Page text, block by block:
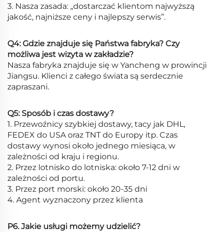
3. Nasza zasada: „dostarczać klientom najwyższą
jakość, najniższe ceny i najlepszy serwis”.
Q4: Gdzie znajduje się Państwa fabryka? Czy
możliwa jest wizyta w zakładzie?
Nasza fabryka znajduje się w Yancheng w prowincji
Jiangsu. Klienci z całego świata są serdecznie
zapraszani.
Q5: Sposób i czas dostawy?
1. Przewoźnicy szybkiej dostawy, tacy jak DHL,
FEDEX do USA oraz TNT do Europy itp. Czas
dostawy wynosi około jednego miesiąca, w
zależności od kraju i regionu.
2. Przez lotnisko do lotniska: około 7-12 dni w
zależności od portu.
3. Przez port morski: około 20-35 dni
4. Agent wyznaczony przez klienta
P6. Jakie usługi możemy udzielić?